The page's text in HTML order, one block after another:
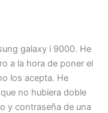
galaxy i 9000. He
a la hora de poner el
los acepta. He
no hubiera doble
y contraseña de una